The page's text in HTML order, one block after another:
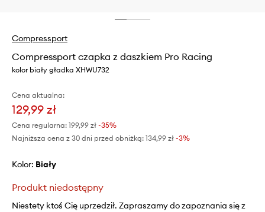
Compressport
Compressport czapka z daszkiem Pro Racing
kolor biały gładka XHWU732
Cena aktualna:
129,99 zł
Cena regularna: 199,99 zł -35%
Najniższa cena z 30 dni przed obniżką: 134,99 zł -3%
Kolor: biały
Produkt niedostępny
Niestety ktoś Cię uprzedził. Zapraszamy do zapoznania się z